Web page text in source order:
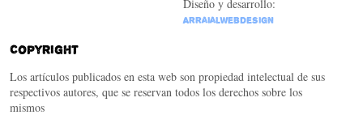
Diseño y desarrollo:
ArraialWebDesign
Copyright
Los artículos publicados en esta web son propiedad intelectual de sus
respectivos autores, que se reservan todos los derechos sobre los
mismos